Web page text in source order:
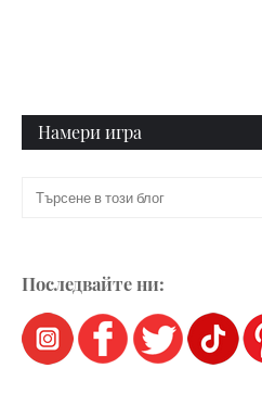
Намери игра
Последвайте ни: